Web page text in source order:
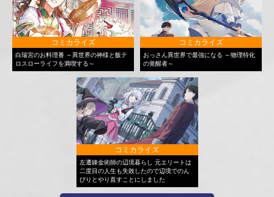
コミカライズ
白瑞宮のお料理番 ～異世界の神様と飯テ
ロスローライフを満喫する～
コミカライズ
おっさん異世界で最強になる ～物理特化
の覚醒者～
コミカライズ
左遷錬金術師の辺境暮らし 元エリートは
二度目の人生も失敗したので辺境でのん
びりとやり直すことにしました